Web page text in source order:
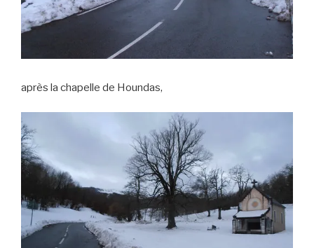
après la chapelle de Houndas,